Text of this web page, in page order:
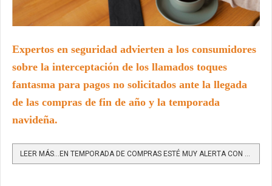
Expertos en seguridad advierten a los consumidores
sobre la interceptación de los llamados toques
fantasma para pagos no solicitados ante la llegada
de las compras de fin de año y la temporada
navideña.
LEER MÁS…EN TEMPORADA DE COMPRAS ESTÉ MUY ALERTA CON LOS PAGOS NFC NO SOLICITADOS O GHOST TAPPING